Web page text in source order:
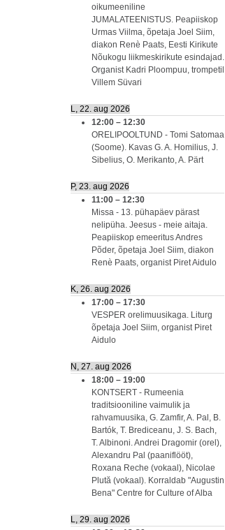
oikumeeniline
JUMALATEENISTUS. Peapiiskop
Urmas Viilma, õpetaja Joel Siim,
diakon Renè Paats, Eesti Kirikute
Nõukogu liikmeskirikute esindajad.
Organist Kadri Ploompuu, trompetil
Villem Süvari
L, 22. aug 2026
12:00 – 12:30
ORELIPOOLTUND - Tomi Satomaa
(Soome). Kavas G. A. Homilius, J.
Sibelius, O. Merikanto, A. Pärt
P, 23. aug 2026
11:00 – 12:30
Missa - 13. pühapäev pärast
nelipüha. Jeesus - meie aitaja.
Peapiiskop emeeritus Andres
Põder, õpetaja Joel Siim, diakon
Renè Paats, organist Piret Aidulo
K, 26. aug 2026
17:00 – 17:30
VESPER orelimuusikaga. Liturg
õpetaja Joel Siim, organist Piret
Aidulo
N, 27. aug 2026
18:00 – 19:00
KONTSERT - Rumeenia
traditsiooniline vaimulik ja
rahvamuusika, G. Zamfir, A. Pal, B.
Bartók, T. Brediceanu, J. S. Bach,
T. Albinoni. Andrei Dragomir (orel),
Alexandru Pal (paaniflööt),
Roxana Reche (vokaal), Nicolae
Plută (vokaal). Korraldab "Augustin
Bena" Centre for Culture of Alba
L, 29. aug 2026